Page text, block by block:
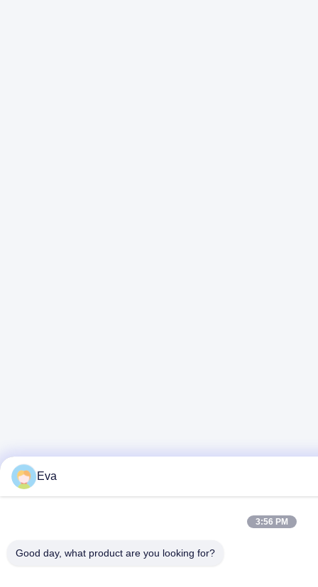
Eva
3:56 PM
Good day, what product are you looking for?